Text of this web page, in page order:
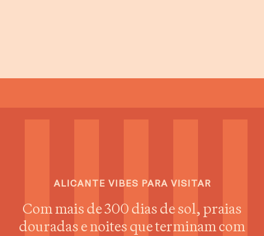
ALICANTE VIBES PARA VISITAR
Com mais de 300 dias de sol, praias
douradas e noites que terminam com